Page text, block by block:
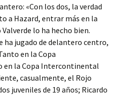
«Con los dos, la verdad
a Hazard, entrar más en la
lo ha hecho bien.
ha jugado de delantero centro,
en la Copa
en la Copa Intercontinental
casualmente, el Rojo
juveniles de 19 años; Ricardo